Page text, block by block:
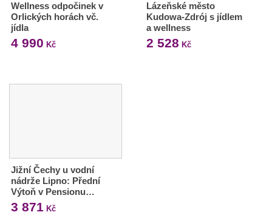
Wellness odpočinek v
Orlických horách vč.
jídla
4 990 Kč
Lázeňské město
Kudowa-Zdrój s jídlem
a wellness
2 528 Kč
Jižní Čechy u vodní
nádrže Lipno: Přední
Výtoň v Pensionu…
3 871 Kč